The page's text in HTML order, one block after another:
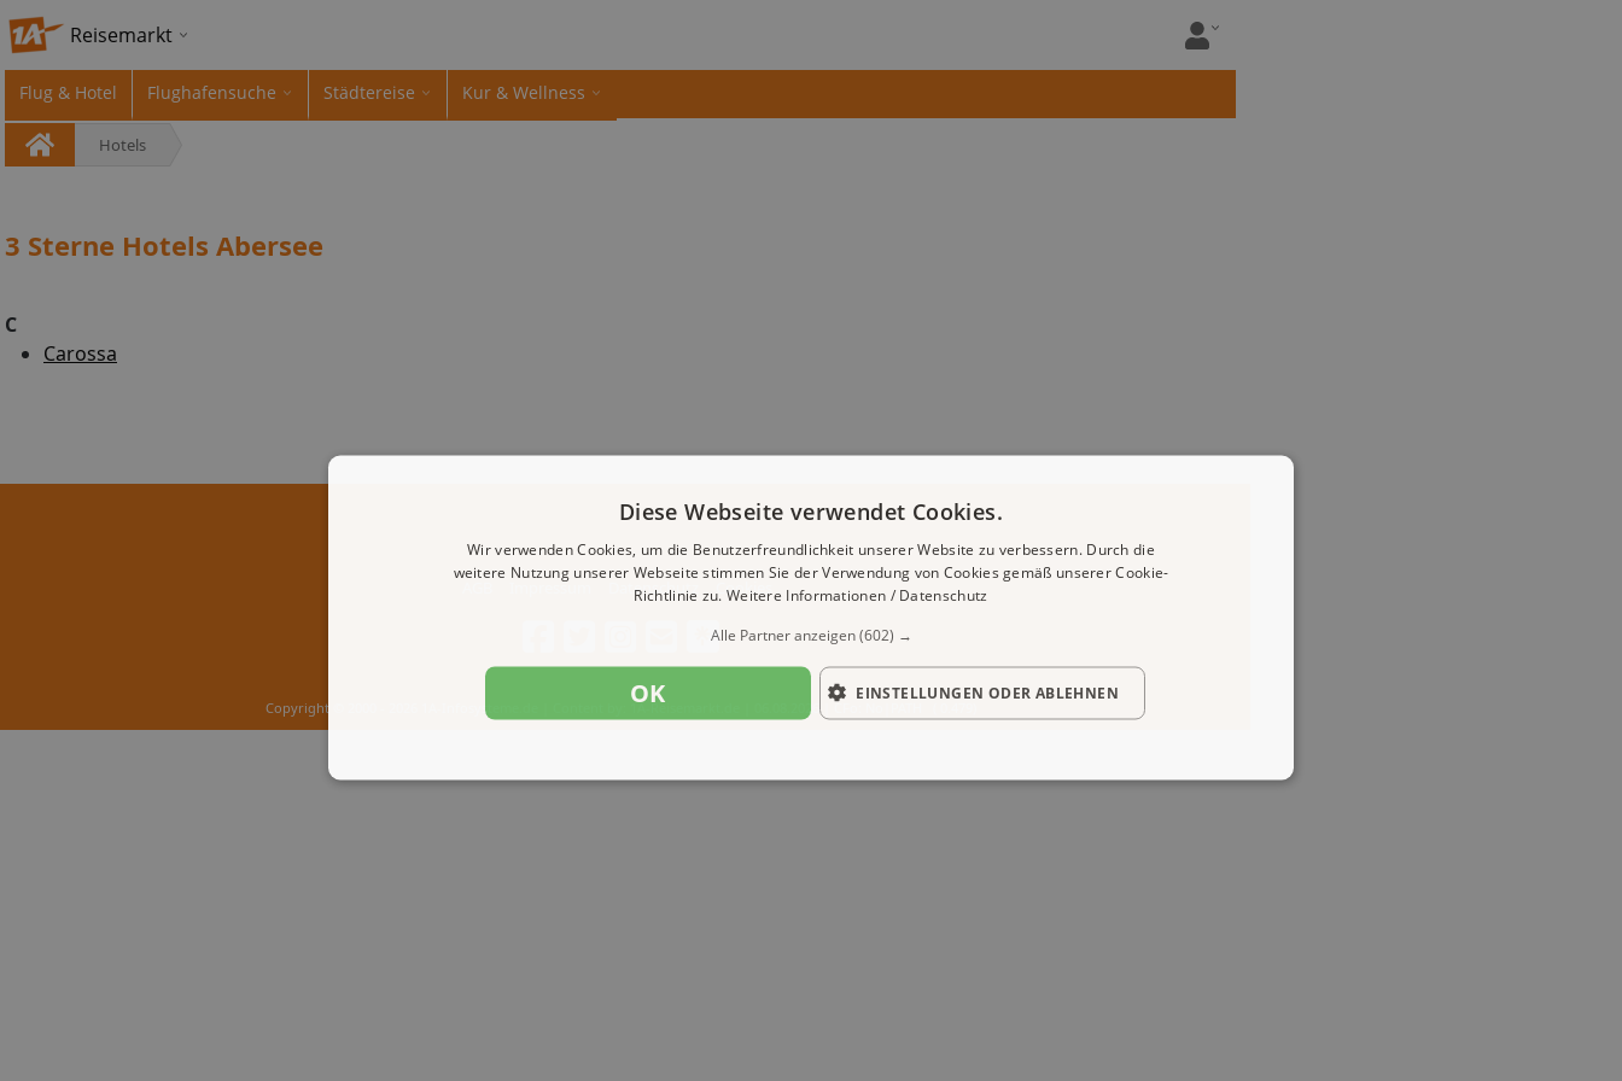
Reisemarkt
Flug & Hotel Flughafensuche Städtereise Kur & Wellness
Hotels
3 Sterne Hotels Abersee
C
Carossa
Impressum Datenschutz Cookies
Copyright © 2000 - 2026 1A-Infosysteme.de | Content by: 1A-Reisemarkt.de | 06.08.2026 | CFo: No|PATH ( 0.479)
Diese Webseite verwendet Cookies.
Wir verwenden Cookies, um die Benutzerfreundlichkeit unserer Website zu verbessern. Durch die
weitere Nutzung unserer Webseite stimmen Sie der Verwendung von Cookies gemäß unserer Cookie-
Richtlinie zu. Weitere Informationen / Datenschutz
Alle Partner anzeigen(602) →
OK EINSTELLUNGEN ODER ABLEHNEN